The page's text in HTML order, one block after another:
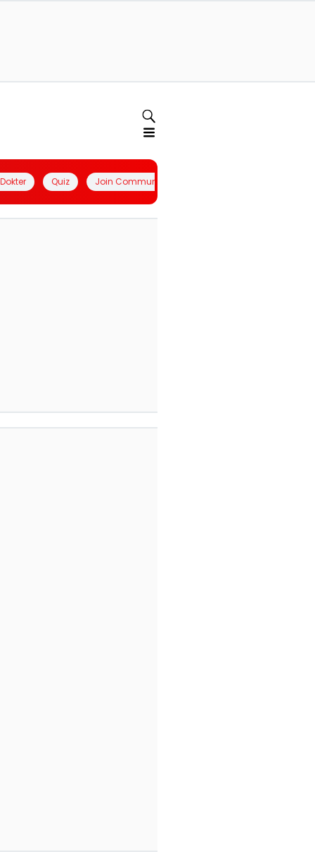
Quiz Join Community